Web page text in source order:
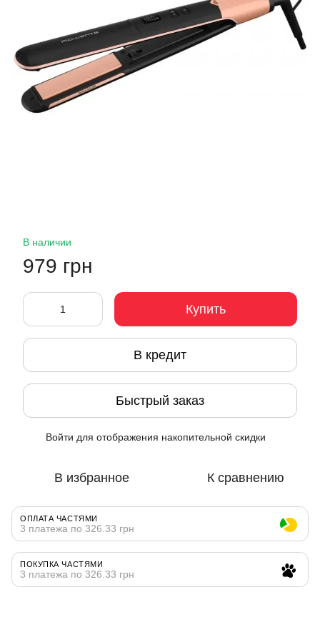
В наличии
979 грн
Купить
В кредит
Быстрый заказ
Войти для отображения накопительной скидки
В избранное К сравнению
ОПЛАТА ЧАСТЯМИ
3 платежа по 326.33 грн
ПОКУПКА ЧАСТЯМИ
3 платежа по 326.33 грн